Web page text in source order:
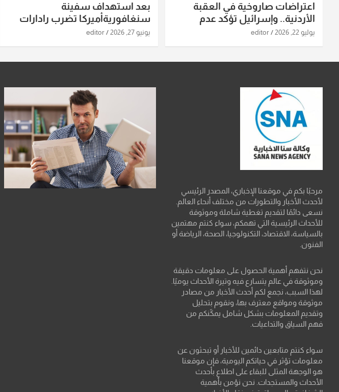
اعتراضات صاروخية في العقبة
الأردنية.. وإسرائيل تؤكد عدم
استهدافها
يوليو 22, 2026 editor
بعد استهداف سفينة
سنغافوريةأميركا تضرب رادارات
ومواقع صواريخ ومسيرات إيران..
يونيو 27, 2026 editor
مرحبًا بكم في موقعنا الإخباري، المصدر الرئيسي
لأحدث الأخبار والتطورات من مختلف أنحاء العالم.
نسعى دائمًا لتقديم تغطية شاملة وموثوقة
للأحداث الرئيسية التي تهمكم، سواء كنتم مهتمين
بالسياسة، الاقتصاد، التكنولوجيا، الصحة، الرياضة أو
الفنون.
نحن نتفهم أهمية الحصول على معلومات دقيقة
وموثوقة في عالم يتسارع فيه وتيرة الأحداث يوميًا.
لهذا السبب، نجمع لكم أحدث الأخبار من مصادر
موثوقة ومواقع معترف بها، ونقوم بتحليل
وتقديم المعلومات بشكل شامل يمكّنكم من
فهم السياق والتداعيات.
سواء كنتم متابعين دائمين للأخبار أو تبحثون عن
معلومات تؤثر في حياتكم اليومية، فإن موقعنا
هو الوجهة المثلى للبقاء على اطلاع بأحدث
الأحداث والمستجدات. نحن نؤمن بأهمية